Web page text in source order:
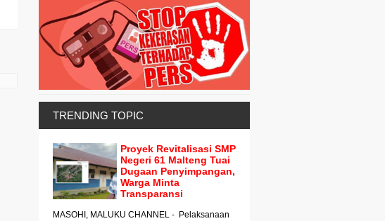
TRENDING TOPIC
Proyek Revitalisasi SMP
Negeri 61 Malteng Tuai
Dugaan Penyimpangan,
Warga Minta
Transparansi
MASOHI, MALUKU CHANNEL - Pelaksanaan